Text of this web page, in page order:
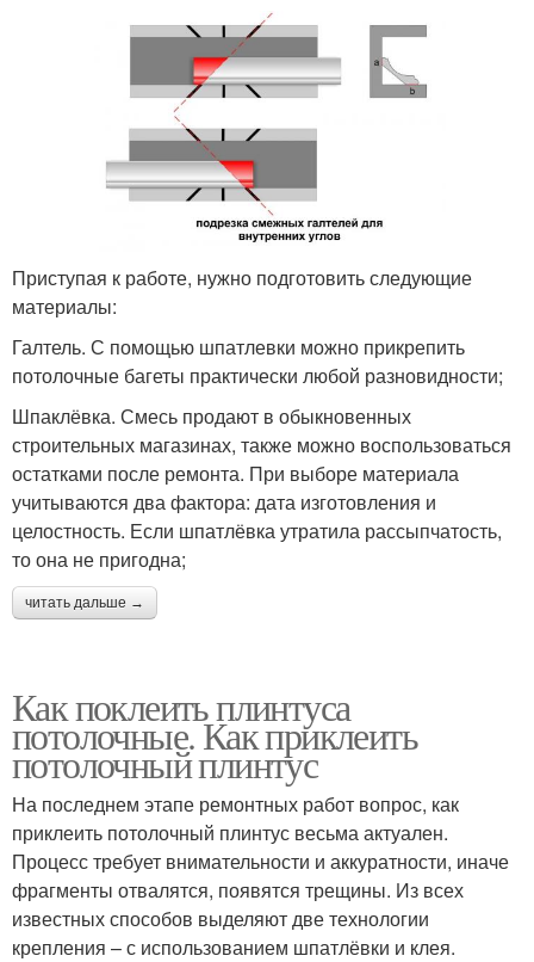
Приступая к работе, нужно подготовить следующие
материалы:
Галтель. С помощью шпатлевки можно прикрепить
потолочные багеты практически любой разновидности;
Шпаклёвка. Смесь продают в обыкновенных
строительных магазинах, также можно воспользоваться
остатками после ремонта. При выборе материала
учитываются два фактора: дата изготовления и
целостность. Если шпатлёвка утратила рассыпчатость,
то она не пригодна;
читать дальше →
Как поклеить плинтуса
потолочные. Как приклеить
потолочный плинтус
На последнем этапе ремонтных работ вопрос, как
приклеить потолочный плинтус весьма актуален.
Процесс требует внимательности и аккуратности, иначе
фрагменты отвалятся, появятся трещины. Из всех
известных способов выделяют две технологии
крепления – с использованием шпатлёвки и клея.